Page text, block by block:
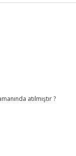
atılmıştır ?